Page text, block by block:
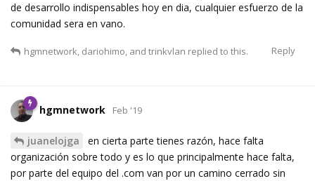
de desarrollo indispensables hoy en dia, cualquier esfuerzo de la
comunidad sera en vano.
Reply
hgmnetwork, dariohimo, and trinkvlan replied to this.
hgmnetwork Feb '19
juanelojga
en cierta parte tienes razón, hace falta
organización sobre todo y es lo que principalmente hace falta,
por parte del equipo del .com van por un camino cerrado sin